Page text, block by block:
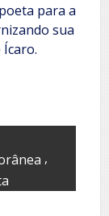
para a
sua
,